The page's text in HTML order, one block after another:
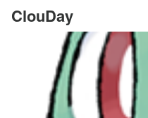
ClouDay